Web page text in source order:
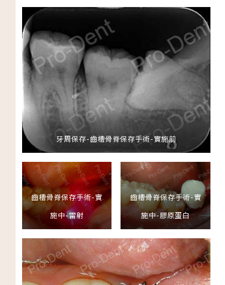
牙周保存-齒槽骨脊保存手術-實施前
齒槽骨脊保存手術-實
施中-雷射
齒槽骨脊保存手術-實
施中-膠原蛋白